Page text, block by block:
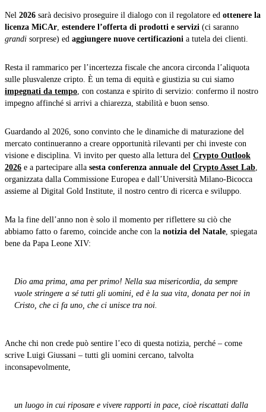
Nel 2026 sarà decisivo proseguire il dialogo con il regolatore ed ottenere la
licenza MiCAr, estendere l’offerta di prodotti e servizi (ci saranno
grandi sorprese) ed aggiungere nuove certificazioni a tutela dei clienti.
Resta il rammarico per l’incertezza fiscale che ancora circonda l’aliquota
sulle plusvalenze cripto. È un tema di equità e giustizia su cui siamo
impegnati da tempo, con costanza e spirito di servizio: confermo il nostro
impegno affinché si arrivi a chiarezza, stabilità e buon senso.
Guardando al 2026, sono convinto che le dinamiche di maturazione del
mercato continueranno a creare opportunità rilevanti per chi investe con
visione e disciplina. Vi invito per questo alla lettura del Crypto Outlook
2026 e a partecipare alla sesta conferenza annuale del Crypto Asset Lab,
organizzata dalla Commissione Europea e dall’Università Milano-Bicocca
assieme al Digital Gold Institute, il nostro centro di ricerca e sviluppo.
Ma la fine dell’anno non è solo il momento per riflettere su ciò che
abbiamo fatto o faremo, coincide anche con la notizia del Natale, spiegata
bene da Papa Leone XIV:
Dio ama prima, ama per primo! Nella sua misericordia, da sempre
vuole stringere a sé tutti gli uomini, ed è la sua vita, donata per noi in
Cristo, che ci fa uno, che ci unisce tra noi.
Anche chi non crede può sentire l’eco di questa notizia, perché – come
scrive Luigi Giussani – tutti gli uomini cercano, talvolta
inconsapevolmente,
un luogo in cui riposare e vivere rapporti in pace, cioè riscattati dalla